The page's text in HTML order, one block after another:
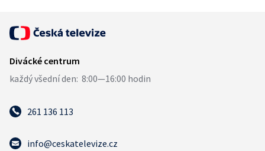
261 136 113
info@ceskatelevize.cz